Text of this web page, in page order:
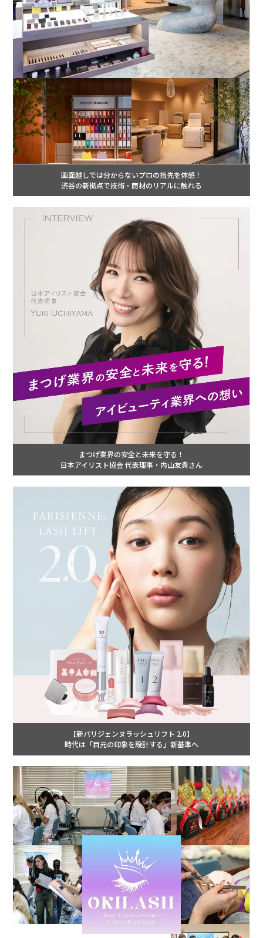
画面越しでは分からないプロの指先を体感！
渋谷の新拠点で技術・商材のリアルに触れる
まつげ業界の安全と未来を守る！
日本アイリスト協会 代表理事・内山友貴さん
【新パリジェンヌラッシュリフト 2.0】
時代は「目元の印象を設計する」新基準へ